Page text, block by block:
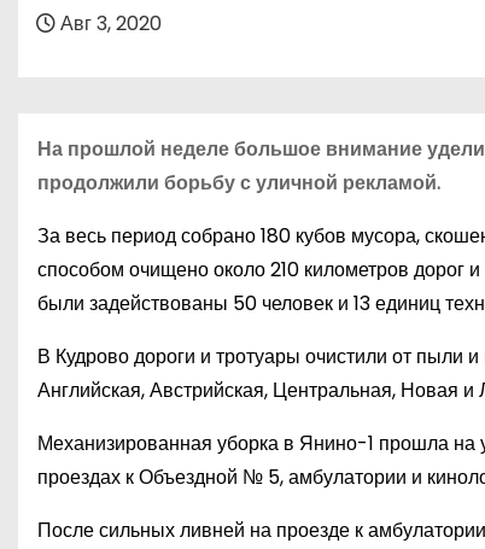
Авг 3, 2020
На прошлой неделе большое внимание
продолжили борьбу с уличной рекламой.
За весь период собрано 180 кубов мусора,
способом очищено около 210 километров дорог
были задействованы 50 человек и 13 единиц
В Кудрово дороги и тротуары очистили от пыли
Английская, Австрийская, Центральная, Новая и
Механизированная уборка в Янино-1 прошла на
проездах к Объездной № 5, амбулатории и
После сильных ливней на проезде к